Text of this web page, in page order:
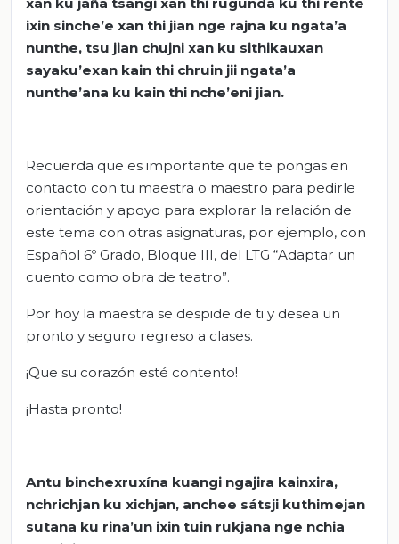
ixin sinche’e xan thi jian nge rajna ku ngata’a
nunthe, tsu jian chujni xan ku sithikauxan
sayaku’exan kain thi chruin jii ngata’a
nunthe’ana ku kain thi nche’eni jian.
Recuerda que es importante que te pongas en
contacto con tu maestra o maestro para pedirle
orientación y apoyo para explorar la relación de
este tema con otras asignaturas, por ejemplo, con
Español 6º Grado, Bloque III, del LTG “Adaptar un
cuento como obra de teatro”.
Por hoy la maestra se despide de ti y desea un
pronto y seguro regreso a clases.
¡Que su corazón esté contento!
¡Hasta pronto!
Antu binchexruxína kuangi ngajira kainxira,
nchrichjan ku xichjan, anchee sátsji kuthimejan
sutana ku rina’un ixin tuin rukjana nge nchia